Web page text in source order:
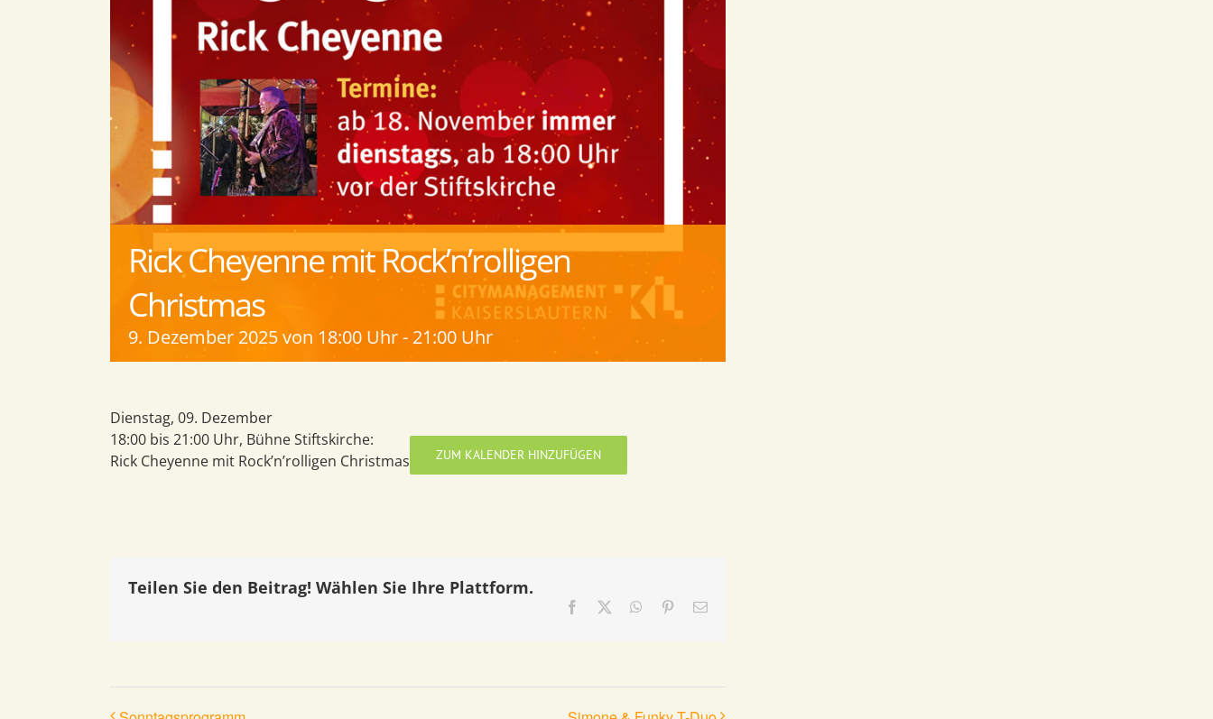
Rick Cheyenne mit Rock’n’rolligen
Christmas
9. Dezember 2025 von 18:00 Uhr- 21:00 Uhr
Dienstag, 09. Dezember
18:00 bis 21:00 Uhr, Bühne Stiftskirche:
Rick Cheyenne mit Rock’n’rolligen Christmas
ZUM KALENDER HINZUFÜGEN
Teilen Sie den Beitrag! Wählen Sie Ihre Plattform.
Facebook WhatsApp
Pinterest
E-